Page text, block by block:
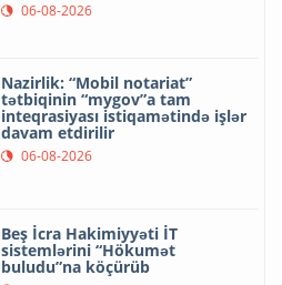
06-08-2026
Nazirlik: “Mobil notariat”
tətbiqinin “mygov”a tam
inteqrasiyası istiqamətində işlər
davam etdirilir
06-08-2026
Beş İcra Hakimiyyəti İT
sistemlərini “Hökumət
buludu”na köçürüb